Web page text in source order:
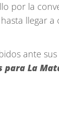
por la
llegar
ante
para La